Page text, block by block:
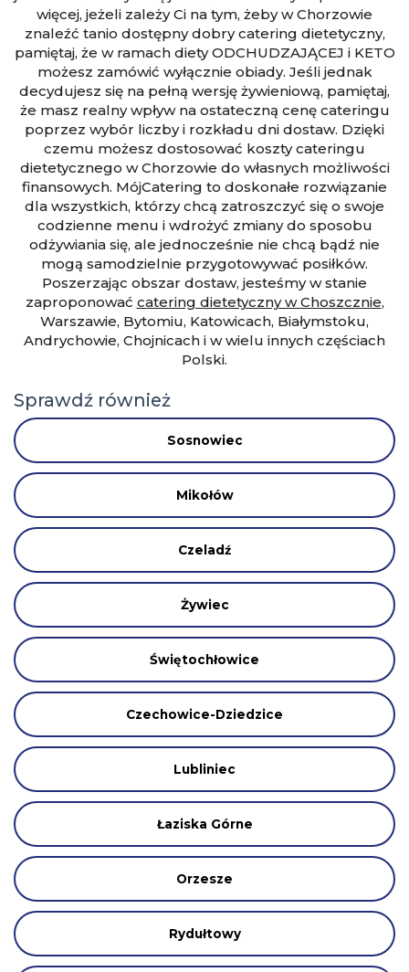
więcej, jeżeli zależy Ci na tym, żeby w Chorzowie
znaleźć tanio dostępny dobry catering dietetyczny,
pamiętaj, że w ramach diety ODCHUDZAJĄCEJ i KETO
możesz zamówić wyłącznie obiady. Jeśli jednak
decydujesz się na pełną wersję żywieniową, pamiętaj,
że masz realny wpływ na ostateczną cenę cateringu
poprzez wybór liczby i rozkładu dni dostaw. Dzięki
czemu możesz dostosować koszty cateringu
dietetycznego w Chorzowie do własnych możliwości
finansowych. MójCatering to doskonałe rozwiązanie
dla wszystkich, którzy chcą zatroszczyć się o swoje
codzienne menu i wdrożyć zmiany do sposobu
odżywiania się, ale jednocześnie nie chcą bądź nie
mogą samodzielnie przygotowywać posiłków.
Poszerzając obszar dostaw, jesteśmy w stanie
zaproponować catering dietetyczny w Choszcznie,
Warszawie, Bytomiu, Katowicach, Białymstoku,
Andrychowie, Chojnicach i w wielu innych częściach
Polski.
Sprawdź również
Sosnowiec
Mikołów
Czeladź
Żywiec
Świętochłowice
Czechowice-Dziedzice
Lubliniec
Łaziska Górne
Orzesze
Rydułtowy